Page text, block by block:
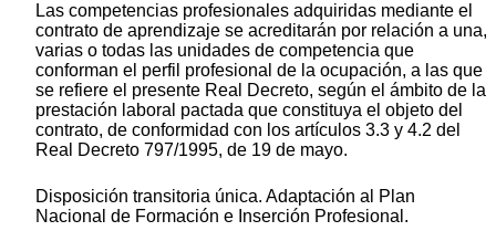
Las competencias profesionales adquiridas mediante el
contrato de aprendizaje se acreditarán por relación a una,
varias o todas las unidades de competencia que
conforman el perfil profesional de la ocupación, a las que
se refiere el presente Real Decreto, según el ámbito de la
prestación laboral pactada que constituya el objeto del
contrato, de conformidad con los artículos 3.3 y 4.2 del
Real Decreto 797/1995, de 19 de mayo.
Disposición transitoria única. Adaptación al Plan
Nacional de Formación e Inserción Profesional.